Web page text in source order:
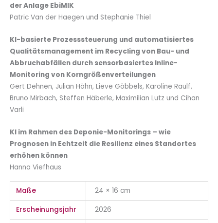
der Anlage EbiMIK
Patric Van der Haegen und Stephanie Thiel
KI-basierte Prozesssteuerung und automatisiertes
Qualitätsmanagement im Recycling von Bau- und
Abbruchabfällen durch sensorbasiertes Inline-
Monitoring von Korngrößenverteilungen
Gert Dehnen, Julian Höhn, Lieve Göbbels, Karoline Raulf,
Bruno Mirbach, Steffen Häberle, Maximilian Lutz und Cihan
Varli
KI im Rahmen des Deponie-Monitorings – wie
Prognosen in Echtzeit die Resilienz eines Standortes
erhöhen können
Hanna Viefhaus
Maße 24 × 16 cm
Erscheinungsjahr 2026